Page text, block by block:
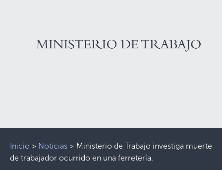
Inicio > Noticias > Ministerio de Trabajo investiga muerte
de trabajador ocurrido en una ferretería.